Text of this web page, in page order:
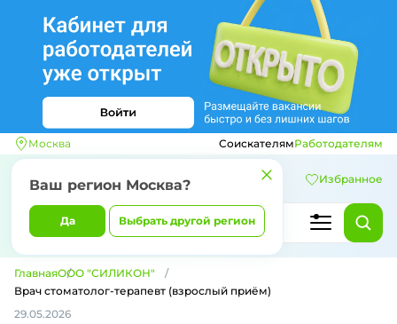
Москва
Ваш регион Москва?
Да Выбрать другой регион
СоискателямРаботодателям
Избранное
ГлавнаяООО "СИЛИКОН"
Врач стоматолог-терапевт (взрослый приём)
29.05.2026